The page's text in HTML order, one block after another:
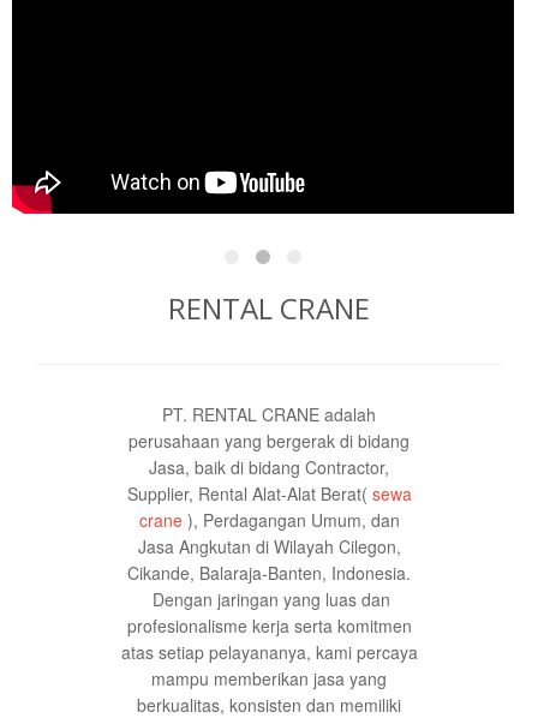
RENTAL CRANE
PT. RENTAL CRANE adalah
perusahaan yang bergerak di bidang
Jasa, baik di bidang Contractor,
Supplier, Rental Alat-Alat Berat( sewa
crane), Perdagangan Umum, dan
Jasa Angkutan di Wilayah Cilegon,
Cikande, Balaraja-Banten, Indonesia.
Dengan jaringan yang luas dan
profesionalisme kerja serta komitmen
atas setiap pelayananya, kami percaya
mampu memberikan jasa yang
berkualitas, konsisten dan memiliki